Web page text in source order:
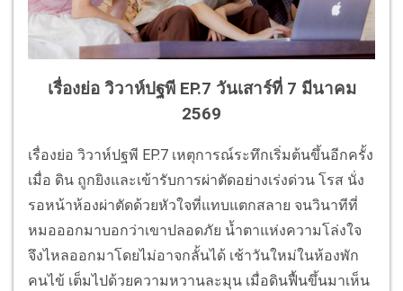
เรื่องย่อ วิวาห์ปฐพี EP.7 วันเสาร์ที่ 7 มีนาคม
2569
เรื่องย่อ วิวาห์ปฐพี EP.7 เหตุการณ์ระทึกเริ่มต้นขึ้นอีกครั้ง
เมื่อ ดิน ถูกยิงและเข้ารับการผ่าตัดอย่างเร่งด่วน โรส นั่ง
รอหน้าห้องผ่าตัดด้วยหัวใจที่แทบแตกสลาย จนวินาทีที่
หมอออกมาบอกว่าเขาปลอดภัย น้ำตาแห่งความโล่งใจ
จึงไหลออกมาโดยไม่อาจกลั้นได้ เช้าวันใหม่ในห้องพัก
คนไข้ เต็มไปด้วยความหวานละมุน เมื่อดินฟื้นขึ้นมาเห็น